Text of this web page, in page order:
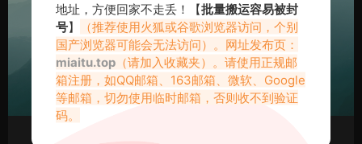
地址，方便回家不走丢！【批量搬运容易被封
号】
（推荐使用火狐或谷歌浏览器访问，个别
国产浏览器可能会无法访问）。网址发布页：
miaitu.top （请加入收藏夹）。请使用正规邮
箱注册，如QQ邮箱、163邮箱、微软、Google
等邮箱，切勿使用临时邮箱，否则收不到验证
码。